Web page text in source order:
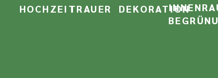
HOCHZEITTRAUER DEKORATION